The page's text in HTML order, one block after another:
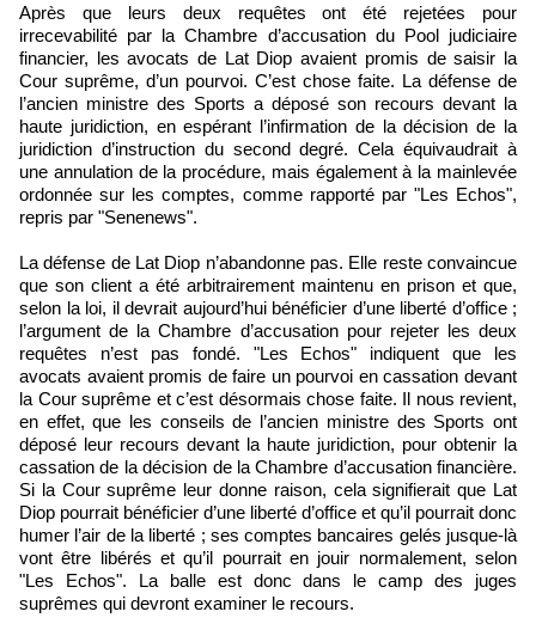
Après que leurs deux requêtes ont été rejetées pour
irrecevabilité par la Chambre d’accusation du Pool judiciaire
financier, les avocats de Lat Diop avaient promis de saisir la
Cour suprême, d’un pourvoi. C’est chose faite. La défense de
l’ancien ministre des Sports a déposé son recours devant la
haute juridiction, en espérant l’infirmation de la décision de la
juridiction d’instruction du second degré. Cela équivaudrait à
une annulation de la procédure, mais également à la mainlevée
ordonnée sur les comptes, comme rapporté par "Les Echos",
repris par "Senenews".
La défense de Lat Diop n’abandonne pas. Elle reste convaincue
que son client a été arbitrairement maintenu en prison et que,
selon la loi, il devrait aujourd’hui bénéficier d’une liberté d’office ;
l’argument de la Chambre d’accusation pour rejeter les deux
requêtes n’est pas fondé. "Les Echos" indiquent que les
avocats avaient promis de faire un pourvoi en cassation devant
la Cour suprême et c’est désormais chose faite. Il nous revient,
en effet, que les conseils de l’ancien ministre des Sports ont
déposé leur recours devant la haute juridiction, pour obtenir la
cassation de la décision de la Chambre d’accusation financière.
Si la Cour suprême leur donne raison, cela signifierait que Lat
Diop pourrait bénéficier d’une liberté d’office et qu’il pourrait donc
humer l’air de la liberté ; ses comptes bancaires gelés jusque-là
vont être libérés et qu’il pourrait en jouir normalement, selon
"Les Echos". La balle est donc dans le camp des juges
suprêmes qui devront examiner le recours.